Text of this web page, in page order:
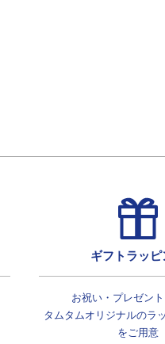
ギフトラッピ
お祝い・プレゼント
タムタムオリジナルのラ
をご用意